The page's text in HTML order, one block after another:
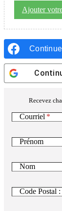
Ajouter
Recevez
Courriel
Prénom
Nom
Code Postal :